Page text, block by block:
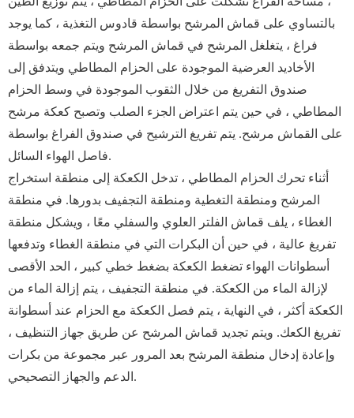
بالتساوي على قماش المرشح بواسطة قادوس التغذية ، كما يوجد
فراغ ، يتغلغل المرشح في قماش المرشح ويتم جمعه بواسطة
الأخاديد العرضية الموجودة على الحزام المطاطي ويتدفق إلى
صندوق التفريغ من خلال الثقوب الموجودة في وسط الحزام
المطاطي ، في حين يتم اعتراض الجزء الصلب وتصبح كعكة مرشح
على القماش مرشح. يتم تفريغ الترشيح في صندوق الفراغ بواسطة
فاصل الهواء السائل.
أثناء تحرك الحزام المطاطي ، تدخل الكعكة إلى منطقة استخراج
المرشح ومنطقة التغطية ومنطقة التجفيف بدورها. في منطقة
الغطاء ، يلف قماش الفلتر العلوي والسفلي معًا ، ويشكل منطقة
تفريغ عالية ، في حين أن البكرات التي في منطقة الغطاء وتدفعها
أسطوانات الهواء تضغط الكعكة بضغط خطي كبير ، الحد الأقصى
لإزالة الماء من الكعكة. في منطقة التجفيف ، يتم إزالة الماء من
الكعكة أكثر ، في النهاية ، يتم فصل الكعكة مع الحزام عند أسطوانة
تفريغ الكعك. ويتم تجديد قماش المرشح عن طريق جهاز التنظيف ،
وإعادة إدخال منطقة المرشح بعد المرور عبر مجموعة من بكرات
الدعم والجهاز التصحيحي.